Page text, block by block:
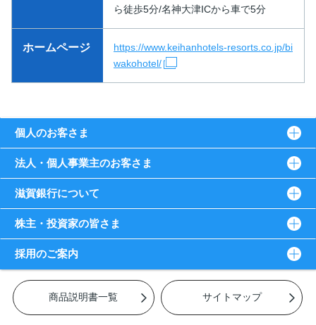
ら徒歩5分/名神大津ICから車で5分
ホームページ
https://www.keihanhotels-resorts.co.jp/bi
wakohotel/
個人のお客さま
法人・個人事業主のお客さま
滋賀銀行について
株主・投資家の皆さま
採用のご案内
商品説明書一覧 サイトマップ